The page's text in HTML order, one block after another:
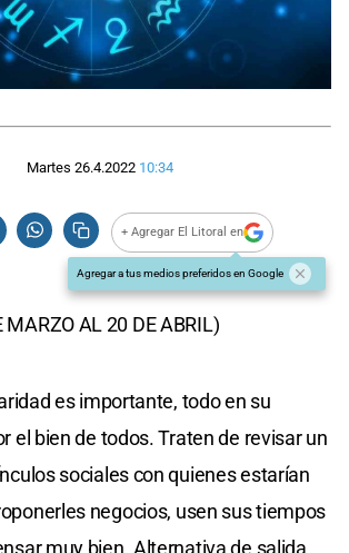
Martes 26.4.2022 10:34
+ Agregar El Litoral en
Agregar a tus medios preferidos en Google
MARZO AL 20 DE ABRIL)
es importante, todo en su
el bien de todos. Traten de revisar un
sociales con quienes estarían
negocios, usen sus tiempos
muy bien. Alternativa de salida